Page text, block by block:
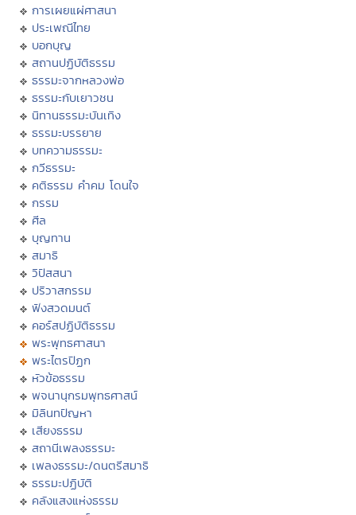
การเผยแผ่ศาสนา
ประเพณีไทย
บอกบุญ
สถานปฏิบัติธรรม
ธรรมะจากหลวงพ่อ
ธรรมะกับเยาวชน
นิทานธรรมะบันเทิง
ธรรมะบรรยาย
บทความธรรมะ
กวีธรรมะ
คติธรรม คำคม โดนใจ
กรรม
ศีล
บุญทาน
สมาธิ
วิปัสสนา
ปริวาสกรรม
ฟังสวดมนต์
คอร์สปฏิบัติธรรม
พระพุทธศาสนา
พระไตรปิฏก
หัวข้อธรรม
พจนานุกรมพุทธศาสน์
มิลินทปัญหา
เสียงธรรม
สถานีเพลงธรรมะ
เพลงธรรมะ/ดนตรีสมาธิ
ธรรมะปฏิบัติ
คลังแสงแห่งธรรม